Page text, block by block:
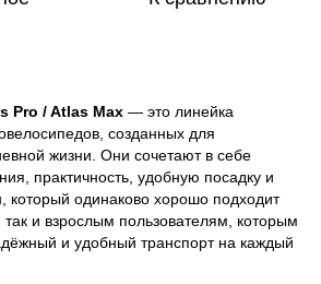
Pro / Atlas Max — это линейка
созданных для
жизни. Они сочетают в себе
практичность, удобную посадку и
который одинаково хорошо подходит
и взрослым пользователям, которым
и удобный транспорт на каждый